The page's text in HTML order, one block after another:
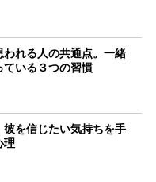
われる人の共通点。一緒
ている３つの習慣
彼を信じたい気持ちを手
理